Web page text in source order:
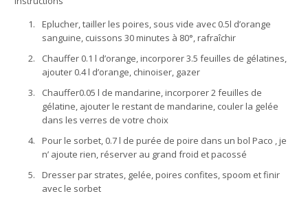
1.
Eplucher, tailler les poires, sous vide avec 0.5l d’orange
sanguine, cuissons 30 minutes à 80°, rafraîchir
2.
Chauffer 0.1 l d’orange, incorporer 3.5 feuilles de gélatines,
ajouter 0.4 l d’orange, chinoiser, gazer
3.
Chauffer0.05 l de mandarine, incorporer 2 feuilles de
gélatine, ajouter le restant de mandarine, couler la gelée
dans les verres de votre choix
4.
Pour le sorbet, 0.7 l de purée de poire dans un bol Paco , je
n’ ajoute rien, réserver au grand froid et pacossé
5.
Dresser par strates, gelée, poires confites, spoom et finir
avec le sorbet